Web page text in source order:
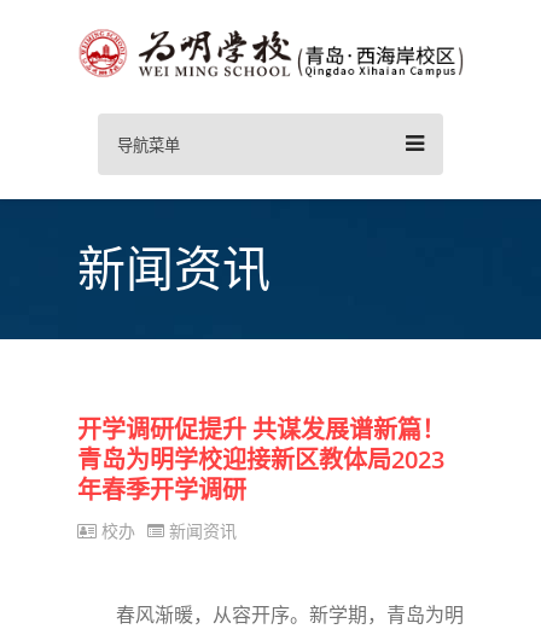
导航菜单
新闻资讯
开学调研促提升 共谋发展谱新篇！
青岛为明学校迎接新区教体局2023
年春季开学调研
校办 新闻资讯
春风渐暖，从容开序。新学期，青岛为明